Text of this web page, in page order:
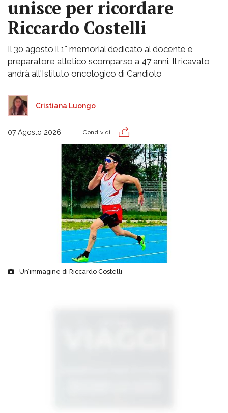
unisce per ricordare
Riccardo Costelli
Il 30 agosto il 1° memorial dedicato al docente e
preparatore atletico scomparso a 47 anni. Il ricavato
andrà all'Istituto oncologico di Candiolo
Cristiana Luongo
07 Agosto 2026 Condividi
Un’immagine di Riccardo Costelli